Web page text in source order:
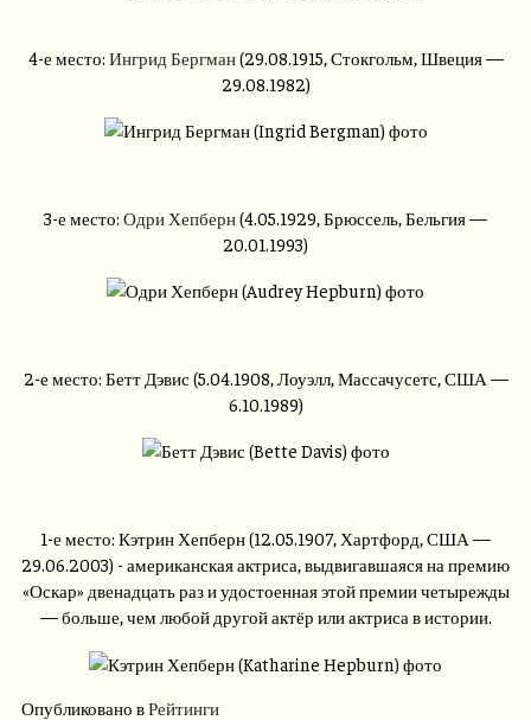
4-е место: Ингрид Бергман(29.08.1915, Стокгольм, Швеция —
29.08.1982)
3-е место: Одри Хепберн(4.05.1929, Брюссель, Бельгия —
20.01.1993)
2-е место: Бетт Дэвис (5.04.1908, Лоуэлл, Массачусетс, США —
6.10.1989)
1-е место: Кэтрин Хепберн (12.05.1907, Хартфорд, США —
29.06.2003) - американская актриса, выдвигавшаяся на премию
«Оскар» двенадцать раз и удостоенная этой премии четырежды
— больше, чем любой другой актёр или актриса в истории.
Опубликовано вРейтинги